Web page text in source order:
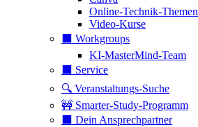
Online-Technik-Themen
Video-Kurse
⬛️ Workgroups
KI-MasterMind-Team
⬛️ Service
🔍 Veranstaltungs-Suche
🚧 Smarter-Study-Programm
⬛️ Dein Ansprechpartner